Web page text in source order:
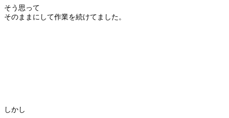
そう思って
そのままにして作業を続けてました。
しかし